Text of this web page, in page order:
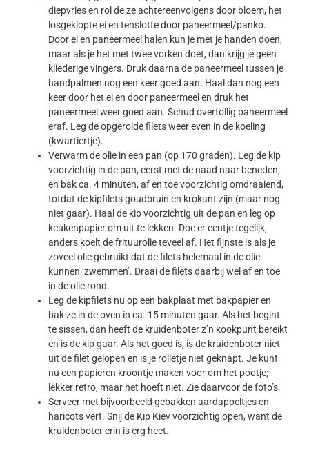
diepvries en rol de ze achtereenvolgens door bloem, het
losgeklopte ei en tenslotte door paneermeel/panko.
Door ei en paneermeel halen kun je met je handen doen,
maar als je het met twee vorken doet, dan krijg je geen
kliederige vingers. Druk daarna de paneermeel tussen je
handpalmen nog een keer goed aan. Haal dan nog een
keer door het ei en door paneermeel en druk het
paneermeel weer goed aan. Schud overtollig paneermeel
eraf. Leg de opgerolde filets weer even in de koeling
(kwartiertje).
Verwarm de olie in een pan (op 170 graden). Leg de kip
voorzichtig in de pan, eerst met de naad naar beneden,
en bak ca. 4 minuten, af en toe voorzichtig omdraaiend,
totdat de kipfilets goudbruin en krokant zijn (maar nog
niet gaar). Haal de kip voorzichtig uit de pan en leg op
keukenpapier om uit te lekken. Doe er eentje tegelijk,
anders koelt de frituurolie teveel af. Het fijnste is als je
zoveel olie gebruikt dat de filets helemaal in de olie
kunnen ‘zwemmen’. Draai de filets daarbij wel af en toe
in de olie rond.
Leg de kipfilets nu op een bakplaat met bakpapier en
bak ze in de oven in ca. 15 minuten gaar. Als het begint
te sissen, dan heeft de kruidenboter z’n kookpunt bereikt
en is de kip gaar. Als het goed is, is de kruidenboter niet
uit de filet gelopen en is je rolletje niet geknapt. Je kunt
nu een papieren kroontje maken voor om het pootje;
lekker retro, maar het hoeft niet. Zie daarvoor de foto’s.
Serveer met bijvoorbeeld gebakken aardappeltjes en
haricots vert. Snij de Kip Kiev voorzichtig open, want de
kruidenboter erin is erg heet.